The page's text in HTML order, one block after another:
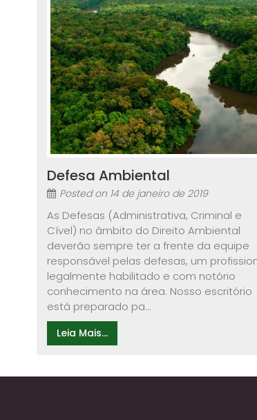
Defesa Ambiental
Posted on 14 de janeiro de 2019
As Defesas (Administrativa, Criminal e
Cível) no âmbito do Direito Ambiental
deverão sempre ter a frente da equipe
responsável pelas defesas, um
legalmente habilitado e com notório
conhecimento na área. Nosso escritório
está preparado pa...
Leia Mais...